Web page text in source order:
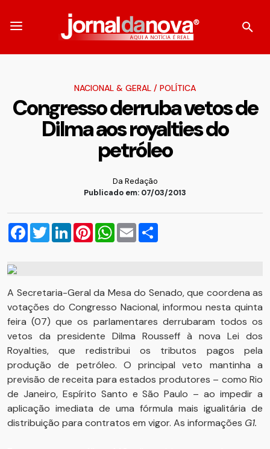
NACIONAL & GERAL / POLÍTICA
Congresso derruba vetos de
Dilma aos royalties do
petróleo
Da Redação
Publicado em: 07/03/2013
Facebook
TwitterLinkedInPinterestWhatsApp
Email
A Secretaria-Geral da Mesa do Senado, que coordena as
votações do Congresso Nacional, informou nesta quinta
feira (07) que os parlamentares derrubaram todos os
vetos da presidente Dilma Rousseff à nova Lei dos
Royalties, que redistribui os tributos pagos pela
produção de petróleo. O principal veto mantinha a
previsão de receita para estados produtores – como Rio
de Janeiro, Espírito Santo e São Paulo – ao impedir a
aplicação imediata de uma fórmula mais igualitária de
distribuição para contratos em vigor. As informações G1.